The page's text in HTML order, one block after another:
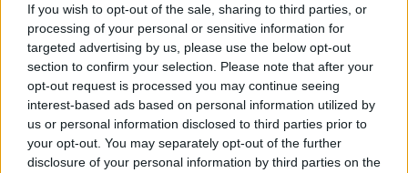
If you wish to opt-out of the sale, sharing to third parties, or
processing of your personal or sensitive information for
targeted advertising by us, please use the below opt-out
section to confirm your selection. Please note that after your
opt-out request is processed you may continue seeing
interest-based ads based on personal information utilized by
us or personal information disclosed to third parties prior to
your opt-out. You may separately opt-out of the further
disclosure of your personal information by third parties on the
Toscana a partire da giovedì.
Nelle aree alluvionate di Firenze, Pisa, Prato e Pistoia stanno
operando 625 unità (ieri erano 570) e 199 automezzi. Degli
operatori al lavoro sul campo 418 provengono dai comandi
regionali e 207 sono arrivati di rinforzo da altre zone d'Italia.